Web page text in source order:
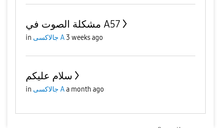
مشكلة الصوت في A57
in جالاكسى A3 weeks ago
سلام عليكم
in جالاكسى Aa month ago